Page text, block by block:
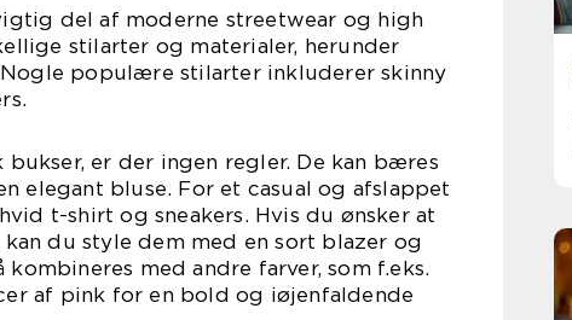
del af moderne streetwear og high
stilarter og materialer, herunder
populære stilarter inkluderer skinny
er der ingen regler. De kan bæres
elegant bluse. For et casual og afslappet
t-shirt og sneakers. Hvis du ønsker at
du style dem med en sort blazer og
med andre farver, som f.eks.
af pink for en bold og iøjenfaldende